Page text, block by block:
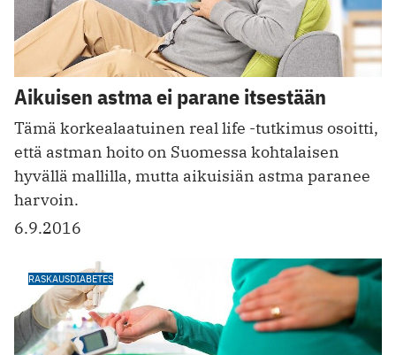
Aikuisen astma ei parane itsestään
Tämä korkealaatuinen real life -tutkimus osoitti,
että astman hoito on Suomessa kohtalaisen
hyvällä mallilla, mutta aikuisiän astma paranee
harvoin.
6.9.2016
RASKAUSDIABETES